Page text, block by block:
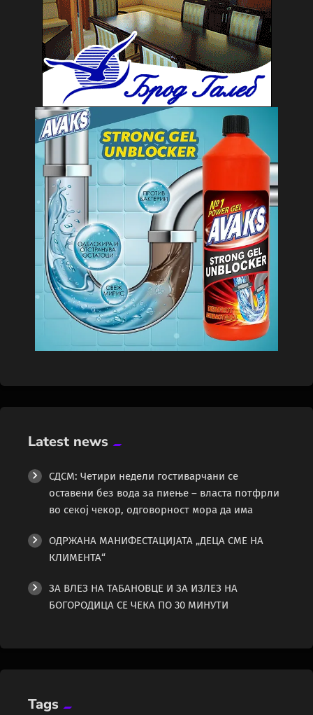
Latest news
СДСМ: Четири недели гостиварчани се
оставени без вода за пиење – власта потфрли
во секој чекор, одговорност мора да има
ОДРЖАНА МАНИФЕСТАЦИЈАТА „ДЕЦА СМЕ НА
КЛИМЕНТА“
ЗА ВЛЕЗ НА ТАБАНОВЦЕ И ЗА ИЗЛЕЗ НА
БОГОРОДИЦА СЕ ЧЕКА ПО 30 МИНУТИ
Tags